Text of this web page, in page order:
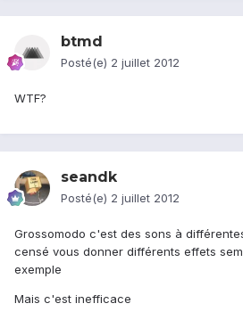
btmd
Posté(e) 2 juillet 2012
WTF?
seandk
Posté(e) 2 juillet 2012
Grossomodo c'est des sons à
censé vous donner différents effets
exemple
Mais c'est inefficace